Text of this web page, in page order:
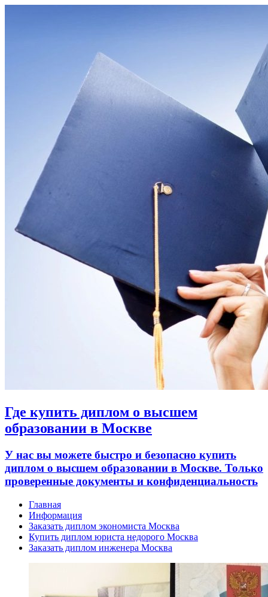
Где купить диплом о высшем
образовании в Москве
У нас вы можете быстро и безопасно купить
диплом о высшем образовании в Москве. Только
проверенные документы и конфиденциальность
Главная
Информация
Заказать диплом экономиста Москва
Купить диплом юриста недорого Москва
Заказать диплом инженера Москва